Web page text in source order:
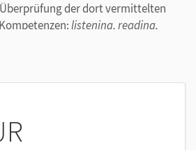
der dort vermittelten
listening, reading,
Testaufgaben
Word-Datei (authentische